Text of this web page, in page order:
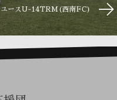
ユースU-14TRM(西南FC)